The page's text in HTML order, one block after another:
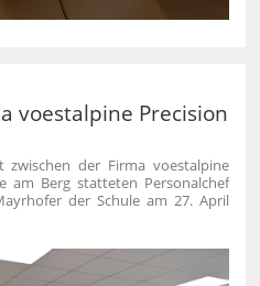
voestalpine Precision
zwischen der Firma voestalpine
am Berg statteten Personalchef
der Schule am 27. April